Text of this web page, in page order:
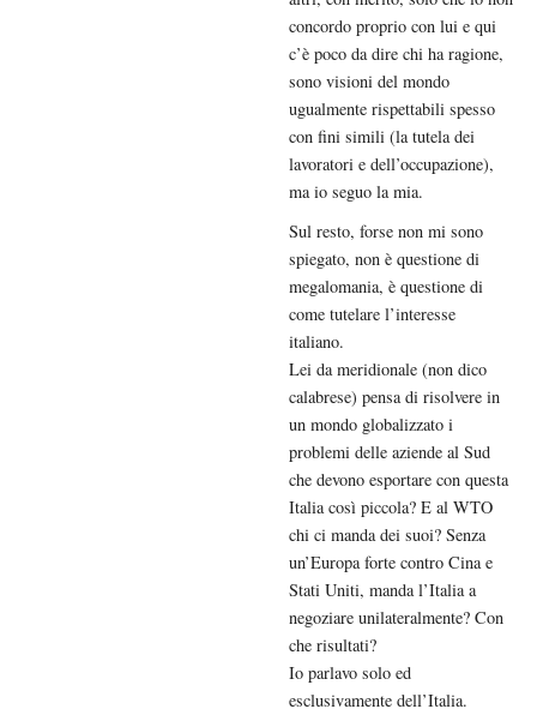
concordo proprio con lui e qui
c’è poco da dire chi ha ragione,
sono visioni del mondo
ugualmente rispettabili spesso
con fini simili (la tutela dei
lavoratori e dell’occupazione),
ma io seguo la mia.
Sul resto, forse non mi sono
spiegato, non è questione di
megalomania, è questione di
come tutelare l’interesse
italiano.
Lei da meridionale (non dico
calabrese) pensa di risolvere in
un mondo globalizzato i
problemi delle aziende al Sud
che devono esportare con questa
Italia così piccola? E al WTO
chi ci manda dei suoi? Senza
un’Europa forte contro Cina e
Stati Uniti, manda l’Italia a
negoziare unilateralmente? Con
che risultati?
Io parlavo solo ed
esclusivamente dell’Italia.